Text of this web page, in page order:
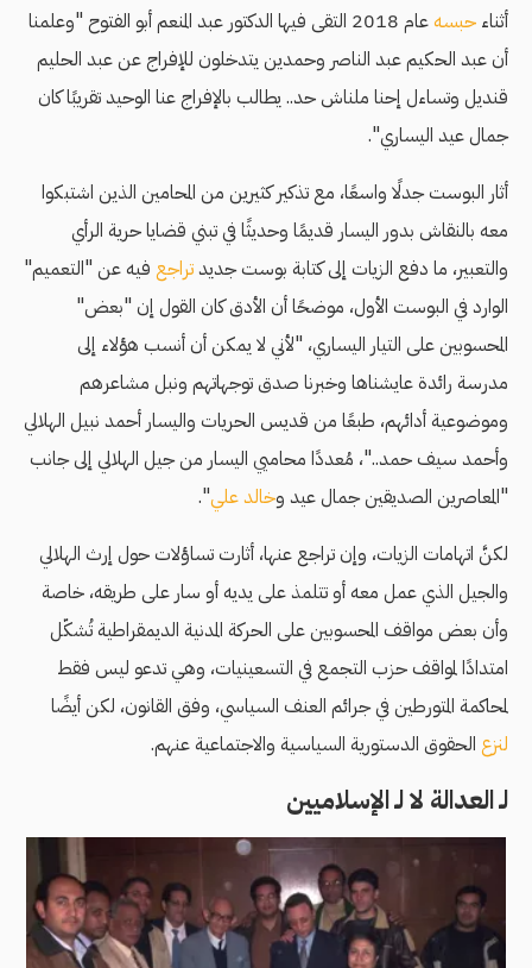
أثناء حبسه
عام 2018 التقى فيها الدكتور عبد المنعم أبو الفتوح "وعلمنا
أن عبد الحكيم عبد الناصر وحمدين يتدخلون للإفراج عن عبد الحليم
قنديل وتساءل إحنا ملناش حد.. يطالب بالإفراج عنا الوحيد تقريبًا كان
جمال عيد اليساري".
أثار البوست جدلًا واسعًا، مع تذكير كثيرين من المحامين الذين اشتبكوا
معه بالنقاش بدور اليسار قديمًا وحديثًا في تبني قضايا حرية الرأي
والتعبير، ما دفع الزيات إلى كتابة بوست جديدتراجع فيه عن "التعميم"
الوارد في البوست الأول، موضحًا أن الأدق كان القول إن "بعض"
المحسوبين على التيار اليساري، "لأني لا يمكن أن أنسب هؤلاء إلى
مدرسة رائدة عايشناها وخبرنا صدق توجهاتهم ونبل مشاعرهم
وموضوعية أدائهم، طبعًا من قديس الحريات واليسار أحمد نبيل الهلالي
وأحمد سيف حمد.."، مُعددًا محاميي اليسار من جيل الهلالي إلى جانب
"المعاصرين الصديقين جمال عيد وخالد علي".
لكنَّ اتهامات الزيات، وإن تراجع عنها، أثارت تساؤلات حول إرث الهلالي
والجيل الذي عمل معه أو تتلمذ على يديه أو سار على طريقه، خاصة
وأن بعض مواقف المحسوبين على الحركة المدنية الديمقراطية تُشكّل
امتدادًا لمواقف حزب التجمع في التسعينيات، وهي تدعو ليس فقط
لمحاكمة المتورطين في جرائم العنف السياسي، وفق القانون، لكن أيضًا
لنزع الحقوق الدستورية السياسية والاجتماعية عنهم.
لـ العدالة لا لـ الإسلاميين